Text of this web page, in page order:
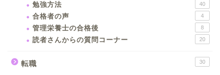
勉強方法 40
合格者の声 4
管理栄養士の合格後 8
読者さんからの質問コーナー 20
転職 30